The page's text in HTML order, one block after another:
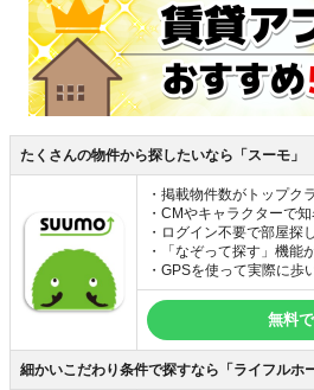
たくさんの物件から探したいなら「スーモ」
・掲載物件数がトップク
・CMやキャラクターで
・ログイン不要で部屋探
・「なぞって探す」機能
・GPSを使って実際に歩
無料
細かいこだわり条件で探すなら「ライフルホ